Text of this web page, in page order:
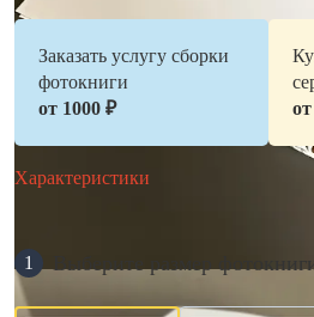
Заказать услугу сборки
фотокниги
от 1000 ₽
Характеристики
1 Выберите размер